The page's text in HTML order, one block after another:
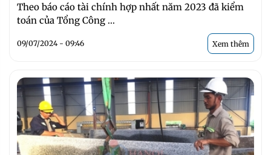
Theo báo cáo tài chính hợp nhất năm 2023 đã kiểm
toán của Tổng Công ...
09/07/2024 - 09:46 Xem thêm